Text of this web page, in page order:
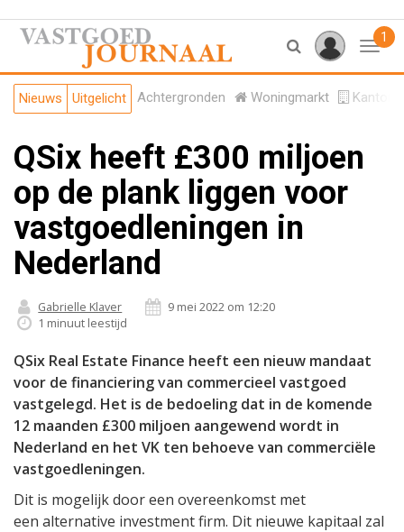
1
Nieuws Uitgelicht Achtergronden Woningmarkt
QSix heeft £300 miljoen
op de plank liggen voor
vastgoedleningen in
Nederland
Gabrielle Klaver
9 mei 2022 om 12:20
1 minuut leestijd
QSix Real Estate Finance heeft een nieuw mandaat
voor de financiering van commercieel vastgoed
vastgelegd. Het is de bedoeling dat in de komende
12 maanden £300 miljoen aangewend wordt in
Nederland en het VK ten behoeve van commerciële
vastgoedleningen.
Dit is mogelijk door een overeenkomst met
een alternative investment firm. Dit nieuwe kapitaal zal